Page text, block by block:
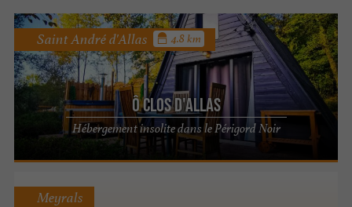
Ô Clos d'Allas
Hébergement insolite dans le Périgord Noir
Saint André d'Allas 4.8 km
Meyrals